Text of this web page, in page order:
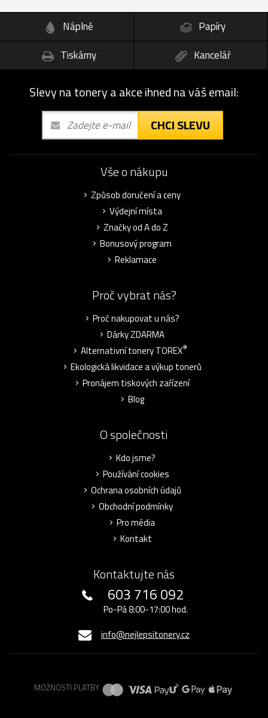
Náplně
Papíry
Tiskárny
Kancelář
Slevy na tonery a akce ihned na váš email:
CHCI SLEVU
Vše o nákupu
Způsob doručení a ceny
Výdejní místa
Značky od A do Z
Bonusový program
Reklamace
Proč vybrat nás?
Proč nakupovat u nás?
Dárky ZDARMA
Alternativní tonery TOREX®
Ekologická likvidace a výkup tonerů
Pronájem tiskových zařízení
Blog
O společnosti
Kdo jsme?
Používání cookies
Ochrana osobních údajů
Obchodní podmínky
Pro média
Kontakt
Kontaktujte nás
603 716 092
Po-Pá 8:00-17:00 hod.
info@nejlepsitonery.cz
MOŽNOSTI PLATBY